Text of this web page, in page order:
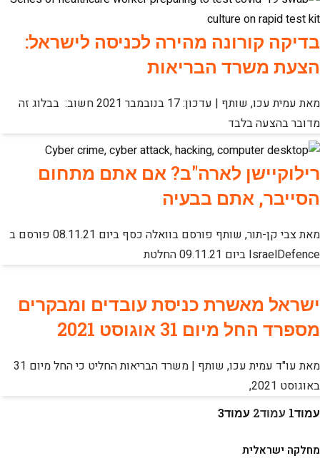
בדיקה קורונה מהירה לכניסה לישראל:
הצעת משרד הבריאות
מאת עמית עכו, שותף | עדכון: 17 בנובמבר 2021 חשוב: בבלוג זה
מדובר בהצעה בלבד
רילוקיישן לארה"ב? אם אתם מתחום
הסייבר, אתם בבעיה
מאת צבי קן-תור, שותף פורסם בוואלה כסף ביום 08.11.21 פורסם ב
IsraelDefence ביום 09.11.21 החלטת
ישראל מאשרת כניסת עובדים ומבקרים
מספרד החל מיום 31 אוגוסט 2021
מאת עו"ד עמית עכו, שותף | משרד הבריאות החליט כי החל מיום 31
באוגוסט 2021,
עמוד1 עמוד2 עמוד3
מחלקה ישראלית